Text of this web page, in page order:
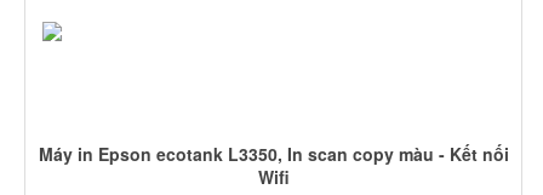
Máy in Epson ecotank L3350, In scan copy màu - Kết nối
Wifi